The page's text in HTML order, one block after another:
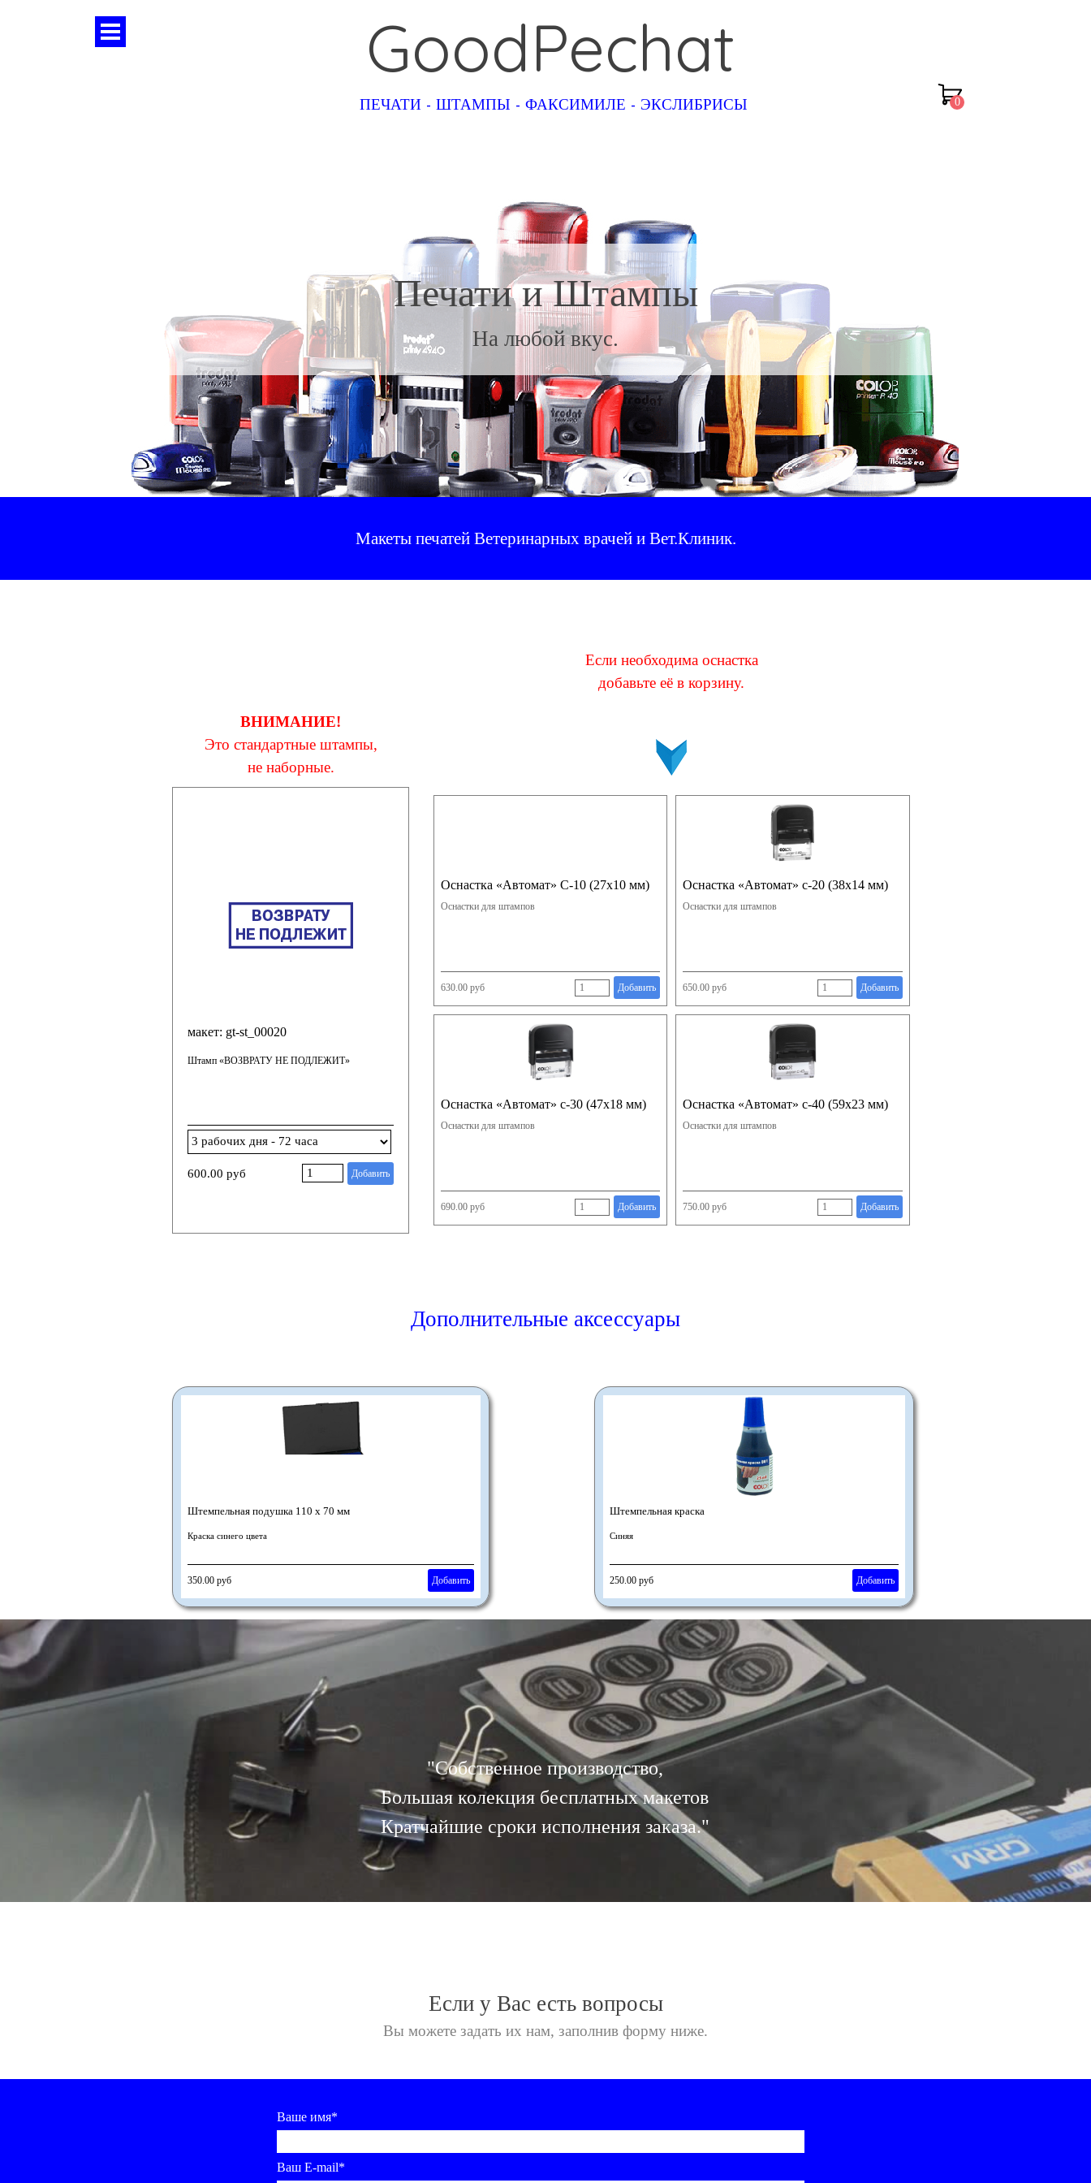
GoodPechat
ПЕЧАТИ - ШТАМПЫ - ФАКСИМИЛЕ - ЭКСЛИБРИСЫ
Печати и Штампы
На любой вкус.
Макеты печатей Ветеринарных врачей и Вет.Клиник.
ВНИМАНИЕ!
Это стандартные штампы,
не наборные.
макет: gt-st_00020
Штамп «ВОЗВРАТУ НЕ ПОДЛЕЖИТ»
600.00 руб Добавить
Если необходима оснастка
добавьте её в корзину.
Оснастка «Автомат» С-10 (27х10 мм)
Оснастки для штампов
630.00 руб Добавить
Оснастка «Автомат» с-20 (38х14 мм)
Оснастки для штампов
650.00 руб Добавить
Оснастка «Автомат» с-30 (47х18 мм)
Оснастки для штампов
690.00 руб Добавить
Оснастка «Автомат» с-40 (59х23 мм)
Оснастки для штампов
750.00 руб Добавить
Дополнительные аксессуары
Штемпельная подушка 110 х 70 мм
Краска синего цвета
350.00 руб Добавить
Штемпельная краска
Синяя
250.00 руб Добавить
"Собственное производство,
Большая колекция бесплатных макетов
Кратчайшие сроки исполнения заказа."
Если у Вас есть вопросы
Вы можете задать их нам, заполнив форму ниже.
Ваше имя*
Ваш E-mail*